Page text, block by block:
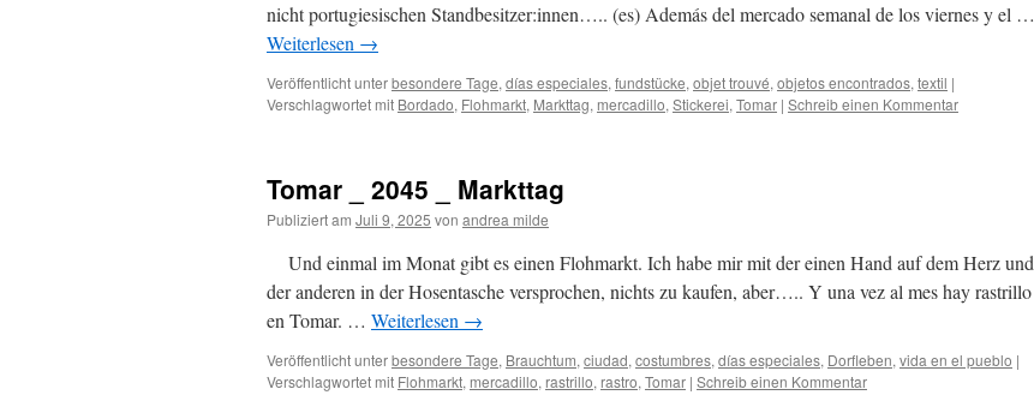
nicht portugiesischen Standbesitzer:innen….. (es) Además del mercado semanal de los viernes y el …
Weiterlesen →
Veröffentlicht unterbesondere Tage, días especiales, fundstücke, objet trouvé, objetos encontrados, textil |
Verschlagwortet mit Bordado, Flohmarkt, Markttag, mercadillo, Stickerei, Tomar | Schreib einen Kommentar
Tomar _ 2045 _ Markttag
Publiziert am Juli 9, 2025 von andrea milde
Und einmal im Monat gibt es einen Flohmarkt. Ich habe mir mit der einen Hand auf dem Herz und
der anderen in der Hosentasche versprochen, nichts zu kaufen, aber….. Y una vez al mes hay rastrillo
en Tomar. … Weiterlesen →
Veröffentlicht unterbesondere Tage, Brauchtum, ciudad, costumbres, días especiales, Dorfleben, vida en el pueblo |
Verschlagwortet mit Flohmarkt, mercadillo, rastrillo, rastro, Tomar | Schreib einen Kommentar